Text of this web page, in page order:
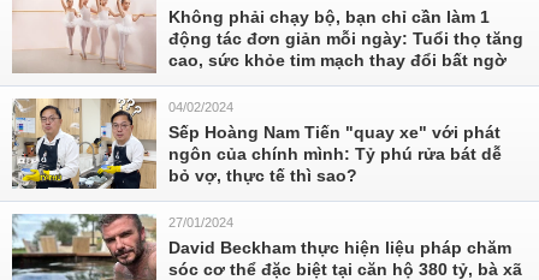
Không phải chạy bộ, bạn chỉ cần làm 1
động tác đơn giản mỗi ngày: Tuổi thọ tăng
cao, sức khỏe tim mạch thay đổi bất ngờ
04/02/2024
Sếp Hoàng Nam Tiến "quay xe" với phát
ngôn của chính mình: Tỷ phú rửa bát dễ
bỏ vợ, thực tế thì sao?
27/01/2024
David Beckham thực hiện liệu pháp chăm
sóc cơ thể đặc biệt tại căn hộ 380 tỷ, bà xã